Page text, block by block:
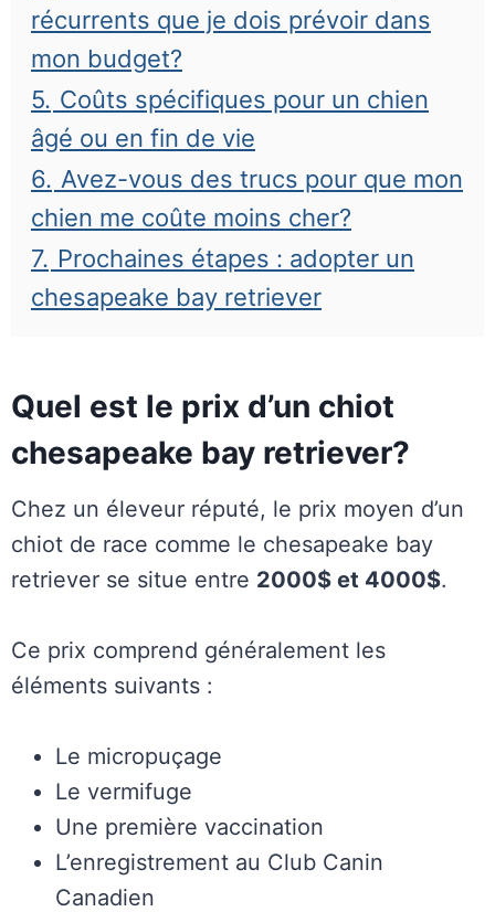
récurrents que je dois prévoir dans
mon budget?
5. Coûts spécifiques pour un chien
âgé ou en fin de vie
6. Avez-vous des trucs pour que mon
chien me coûte moins cher?
7. Prochaines étapes : adopter un
chesapeake bay retriever
Quel est le prix d’un chiot
chesapeake bay retriever?
Chez un éleveur réputé, le prix moyen d’un
chiot de race comme le chesapeake bay
retriever se situe entre 2000$ et 4000$.
Ce prix comprend généralement les
éléments suivants :
Le micropuçage
Le vermifuge
Une première vaccination
L’enregistrement au Club Canin
Canadien